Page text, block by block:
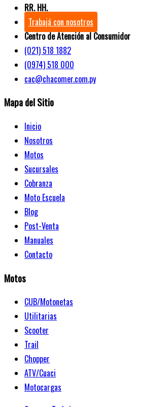
RR. HH.
Trabajá con nosotros
Centro de Atención al Consumidor
(021) 518 1882
(0974) 518 000
cac@chacomer.com.py
Mapa del Sitio
Inicio
Nosotros
Motos
Sucursales
Cobranza
Moto Escuela
Blog
Post-Venta
Manuales
Contacto
Motos
CUB/Motonetas
Utilitarias
Scooter
Trail
Chopper
ATV/Cuaci
Motocargas